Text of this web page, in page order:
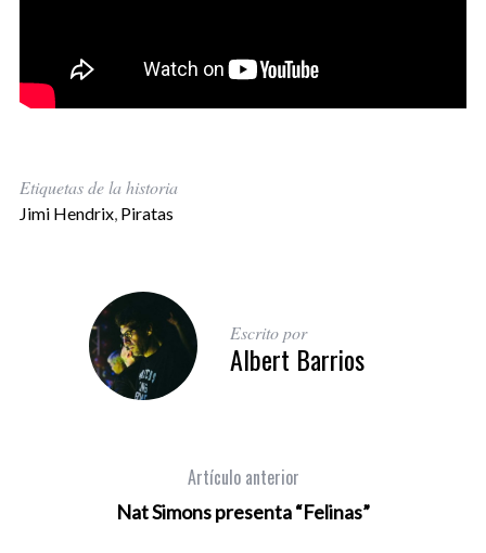
Etiquetas de la historia
Jimi Hendrix, Piratas
Escrito por
Albert Barrios
Artículo anterior
Nat Simons presenta “Felinas”